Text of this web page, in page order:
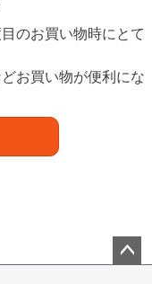
のお買い物時にとて
お買い物が便利にな